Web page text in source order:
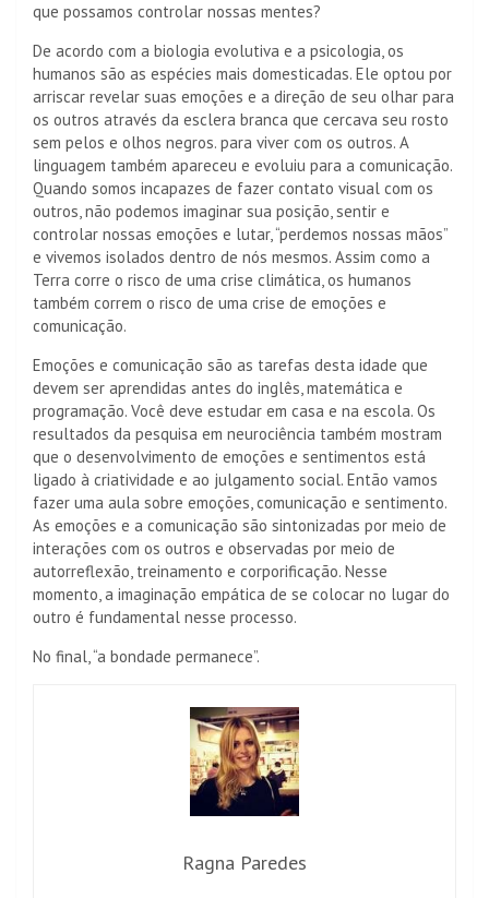
que possamos controlar nossas mentes?
De acordo com a biologia evolutiva e a psicologia, os
humanos são as espécies mais domesticadas. Ele optou por
arriscar revelar suas emoções e a direção de seu olhar para
os outros através da esclera branca que cercava seu rosto
sem pelos e olhos negros. para viver com os outros. A
linguagem também apareceu e evoluiu para a comunicação.
Quando somos incapazes de fazer contato visual com os
outros, não podemos imaginar sua posição, sentir e
controlar nossas emoções e lutar, “perdemos nossas mãos”
e vivemos isolados dentro de nós mesmos. Assim como a
Terra corre o risco de uma crise climática, os humanos
também correm o risco de uma crise de emoções e
comunicação.
Emoções e comunicação são as tarefas desta idade que
devem ser aprendidas antes do inglês, matemática e
programação. Você deve estudar em casa e na escola. Os
resultados da pesquisa em neurociência também mostram
que o desenvolvimento de emoções e sentimentos está
ligado à criatividade e ao julgamento social. Então vamos
fazer uma aula sobre emoções, comunicação e sentimento.
As emoções e a comunicação são sintonizadas por meio de
interações com os outros e observadas por meio de
autorreflexão, treinamento e corporificação. Nesse
momento, a imaginação empática de se colocar no lugar do
outro é fundamental nesse processo.
No final, “a bondade permanece”.
Ragna Paredes